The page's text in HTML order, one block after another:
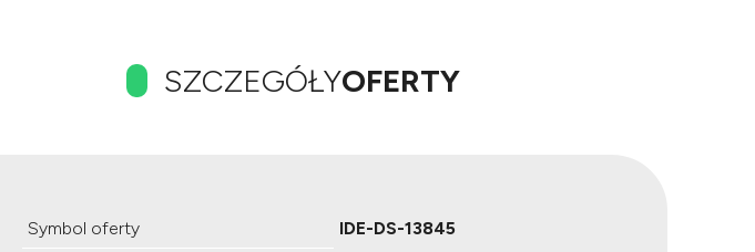
SZCZEGÓŁYOFERTY
Symbol oferty
IDE-DS-13845